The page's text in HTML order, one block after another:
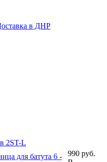
2ST-L
для батута 6 -
990 руб.